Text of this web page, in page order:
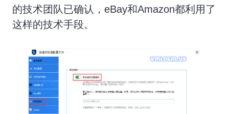
的技术团队已确认，eBay和Amazon都利用了
这样的技术手段。